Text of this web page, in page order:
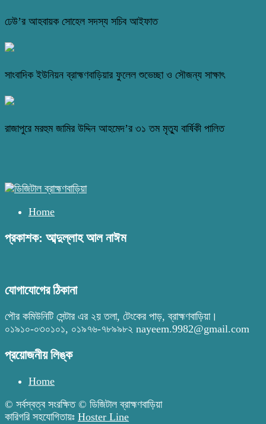
ঢেউ’র আহবায়ক সোহেল সদস্য সচিব আইফাত
সাংবাদিক ইউনিয়ন ব্রাহ্মণবাড়িয়ার ফুলেল শুভেচ্ছা ও সৌজন্য সাক্ষাৎ
রাজাপুরে মরহুম জামির উদ্দিন আহমেদ’র ৩১ তম মৃত্যু বার্ষিকী পালিত
Home
প্রকাশক: আব্দুল্লাহ আল নাঈম
যোগাযোগের ঠিকানা
পৌর কমিউনিটি সেন্টার এর ২য় তলা, টেংকের পাড়, ব্রাহ্মণবাড়িয়া।
০১৯১০-০৩০১০১, ০১৯৭৬-৭৮৯৯৮২ nayeem.9982@gmail.com
প্রয়োজনীয় লিঙ্ক
Home
© সর্বস্বত্ব সংরক্ষিত © ডিজিটাল ব্রাহ্মণবাড়িয়া
কারিগরি সহযোগিতায়ঃ Hoster Line